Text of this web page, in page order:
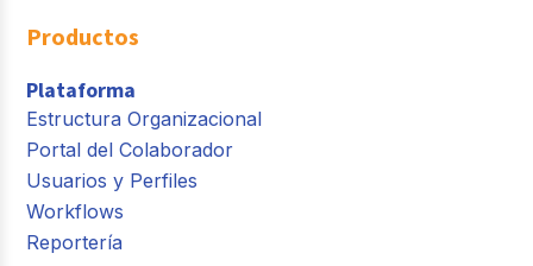
Productos
Plataforma
Estructura Organizacional
Portal del Colaborador
Usuarios y Perfiles
Workflows
Reportería